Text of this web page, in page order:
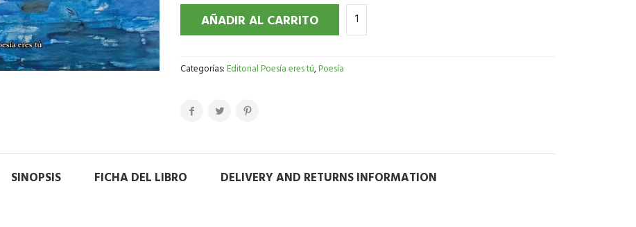
AÑADIR AL CARRITO
Categorías:Editorial Poesía eres tú,Poesía
SINOPSIS FICHA DEL LIBRO DELIVERY AND RETURNS INFORMATION